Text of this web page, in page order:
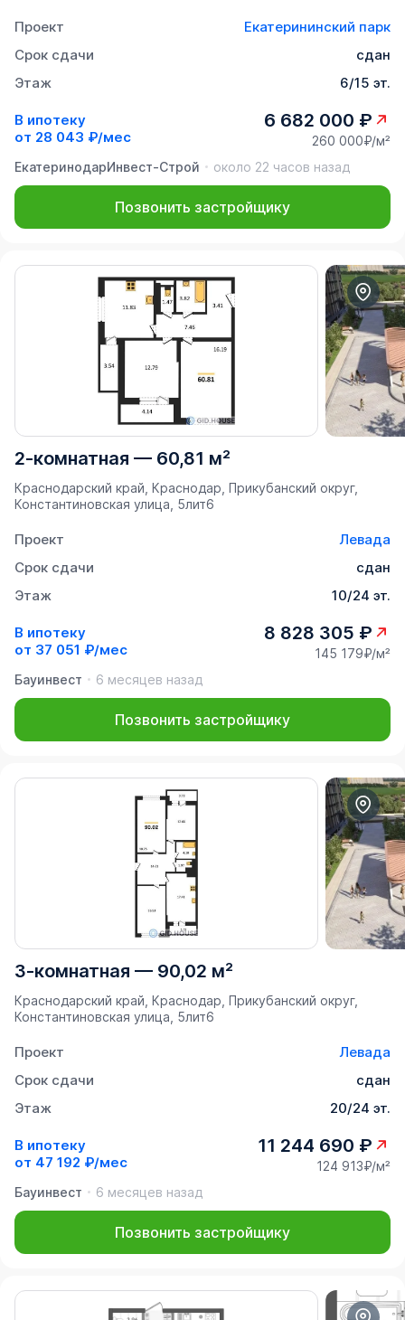
Проект
Екатерининский парк
Срок сдачи
сдан
Этаж
6/15 эт.
В ипотеку
от 28 043 ₽/мес
6 682 000 ₽
260 000₽/м²
ЕкатеринодарИнвест-Строй
около 22 часов назад
Позвонить застройщику
2-комнатная — 60,81 м²
Краснодарский край, Краснодар, Прикубанский округ,
Константиновская улица, 5лит6
Проект
Левада
Срок сдачи
сдан
Этаж
10/24 эт.
В ипотеку
от 37 051 ₽/мес
8 828 305 ₽
145 179₽/м²
Бауинвест
6 месяцев назад
Позвонить застройщику
3-комнатная — 90,02 м²
Краснодарский край, Краснодар, Прикубанский округ,
Константиновская улица, 5лит6
Проект
Левада
Срок сдачи
сдан
Этаж
20/24 эт.
В ипотеку
от 47 192 ₽/мес
11 244 690 ₽
124 913₽/м²
Бауинвест
6 месяцев назад
Позвонить застройщику